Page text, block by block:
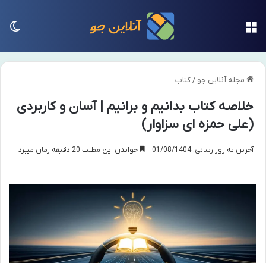
مجله آنلاین جو /کتاب
خلاصه کتاب بدانیم و برانیم | آسان و کاربردی
(علی حمزه ای سزاوار)
آخرین به روز رسانی: 01/08/1404 خواندن این مطلب 20 دقیقه زمان میبرد